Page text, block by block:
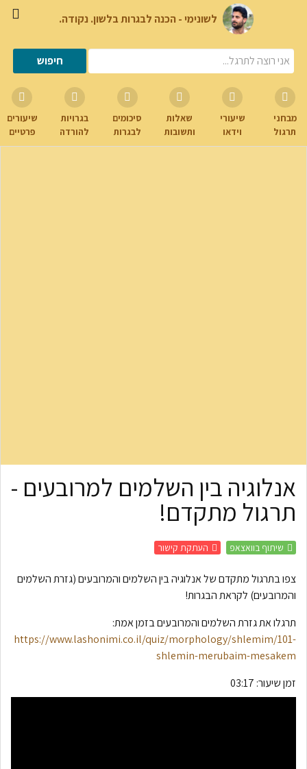
לשונימי - הכנה לבגרות בלשון. נקודה.
מבחני
תרגול
שיעורי
וידאו
שאלות
ותשובות
סיכומים
לבגרות
בגרויות
להורדה
שיעורים
פרטיים
אנלוגיה בין השלמים למרובעים -
תרגול מתקדם!
שיתוף בוואצאפ העתקת קישור
צפו בתרגול מתקדם של אנלוגיה בין השלמים והמרובעים (גזרת השלמים
והמרובעים) לקראת הבגרות!
תרגלו את גזרת השלמים והמרובעים בזמן אמת:
https://www.lashonimi.co.il/quiz/morphology/shlemim/101-
shlemin-merubaim-mesakem
זמן שיעור: 03:17